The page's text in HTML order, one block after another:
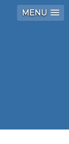
MENU